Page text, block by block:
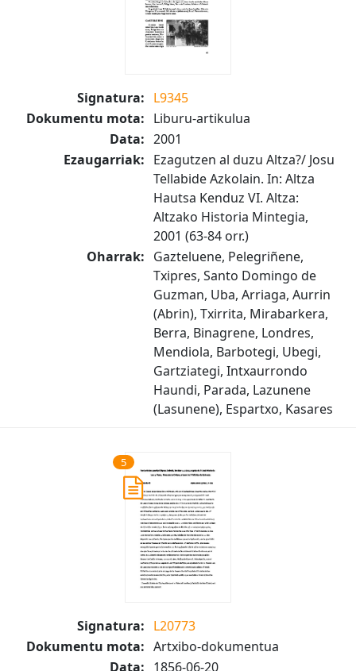
Signatura: L9345
Dokumentu mota: Liburu-artikulua
Data: 2001
Ezaugarriak: Ezagutzen al duzu Altza?/ Josu
Tellabide Azkolain. In: Altza
Hautsa Kenduz VI. Altza:
Altzako Historia Mintegia,
2001 (63-84 orr.)
Oharrak: Gazteluene, Pelegriñene,
Txipres, Santo Domingo de
Guzman, Uba, Arriaga, Aurrin
(Abrin), Txirrita, Mirabarkera,
Berra, Binagrene, Londres,
Mendiola, Barbotegi, Ubegi,
Gartziategi, Intxaurrondo
Haundi, Parada, Lazunene
(Lasunene), Espartxo, Kasares
5
Signatura: L20773
Dokumentu mota: Artxibo-dokumentua
Data: 1856-06-20